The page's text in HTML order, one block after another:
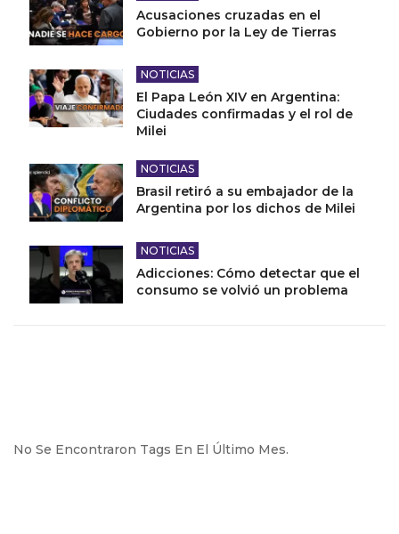
Acusaciones cruzadas en el
Gobierno por la Ley de Tierras
NOTICIAS
El Papa León XIV en Argentina:
Ciudades confirmadas y el rol de
Milei
NOTICIAS
Brasil retiró a su embajador de la
Argentina por los dichos de Milei
NOTICIAS
Adicciones: Cómo detectar que el
consumo se volvió un problema
No Se Encontraron Tags En El Último Mes.